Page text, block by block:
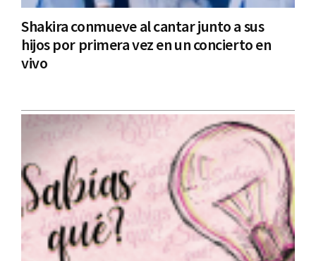
Shakira conmueve al cantar junto a sus
hijos por primera vez en un concierto en
vivo